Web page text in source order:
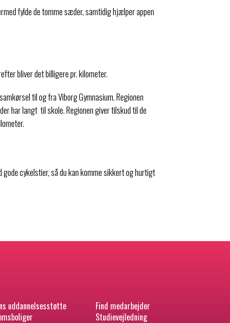
fylde de tomme sæder, samtidig hjælper appen
bliver det billigere pr. kilometer.
til og fra Viborg Gymnasium. Regionen
har langt til skole. Regionen giver tilskud til de
gode cykelstier, så du kan komme sikkert og hurtigt
uddannelsesstøtte
Find medarbejder
Studievejledning